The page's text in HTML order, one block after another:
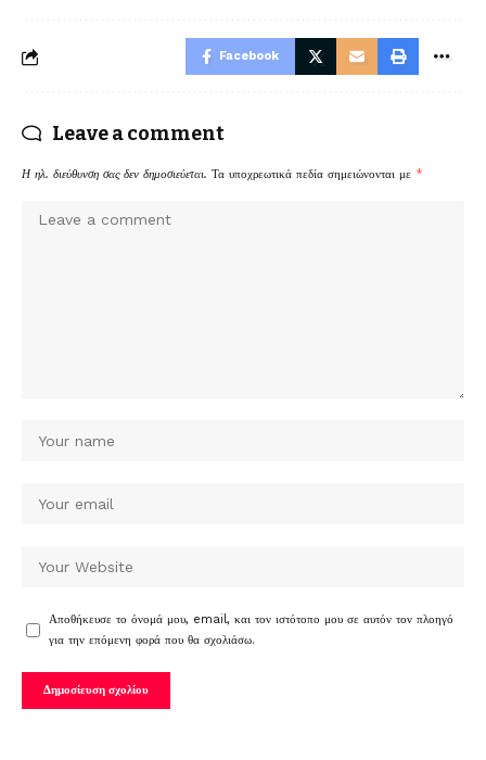
Facebook
Leave a comment
Η ηλ. διεύθυνση σας δεν δημοσιεύεται. Τα υποχρεωτικά πεδία σημειώνονται με *
Αποθήκευσε το όνομά μου, email, και τον ιστότοπο μου σε αυτόν τον πλοηγό
για την επόμενη φορά που θα σχολιάσω.